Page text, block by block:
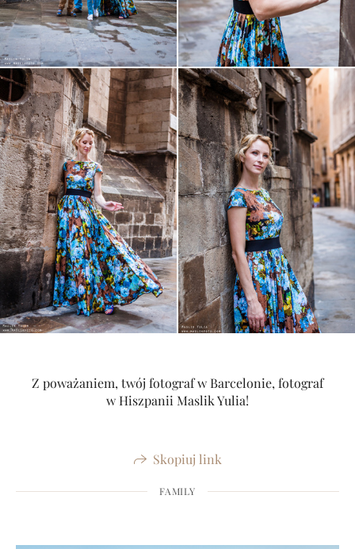
Z poważaniem, twój fotograf w Barcelonie, fotograf
w Hiszpanii Maslik Yulia!
Skopiuj link
FAMILY